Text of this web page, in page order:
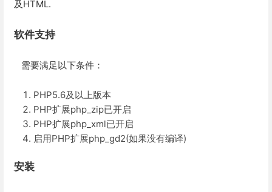
及HTML.
软件支持
需要满足以下条件：
PHP5.6及以上版本
PHP扩展php_zip已开启
PHP扩展php_xml已开启
启用PHP扩展php_gd2(如果没有编译)
安装